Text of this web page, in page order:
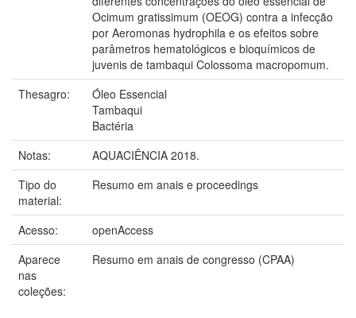
Ocimum gratissimum (OEOG) contra a infecção
por Aeromonas hydrophila e os efeitos sobre
parâmetros hematológicos e bioquímicos de
juvenis de tambaqui Colossoma macropomum.
Thesagro:
Óleo Essencial
Tambaqui
Bactéria
Notas:
AQUACIÊNCIA 2018.
Tipo do
material:
Resumo em anais e proceedings
Acesso:
openAccess
Aparece
nas
coleções:
Resumo em anais de congresso (CPAA)